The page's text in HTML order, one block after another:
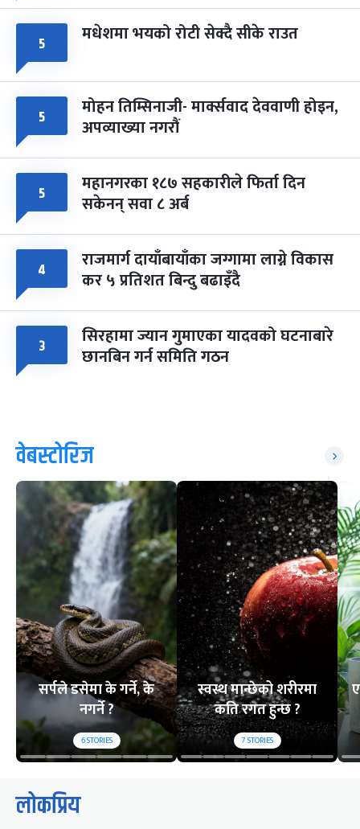
५ मधेशमा भयको रोटी सेक्दै सीके राउत
५ मोहन तिम्सिनाजी- मार्क्सवाद देववाणी होइन,
अपव्याख्या नगरौं
५ महानगरका १८७ सहकारीले फिर्ता दिन
सकेनन् सवा ८ अर्ब
४ राजमार्ग दायाँबायाँका जग्गामा लाग्ने विकास
कर ५ प्रतिशत बिन्दु बढाइँदै
३ सिरहामा ज्यान गुमाएका यादवको घटनाबारे
छानबिन गर्न समिति गठन
वेबस्टोरिज
सर्पले डसेमा के गर्ने, के
नगर्ने ?
6STORIES
स्वस्थ मान्छेको शरीरमा
कति रगत हुन्छ ?
7STORIES
लोकप्रिय